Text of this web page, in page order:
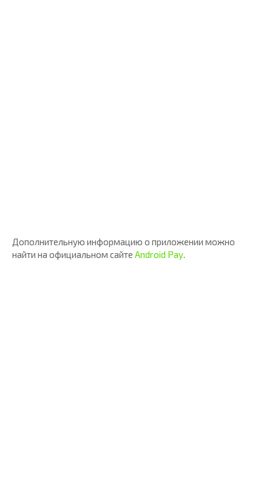
Дополнительную информацию о приложении можно
найти на официальном сайте Android Pay.